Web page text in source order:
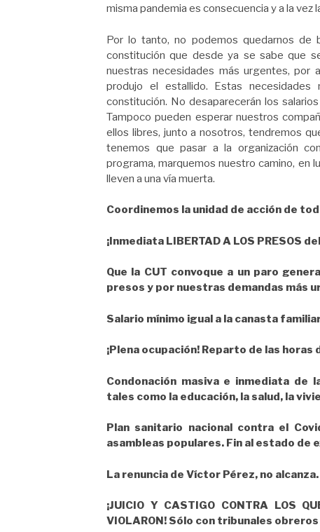
misma pandemia es consecuencia y a la vez
Por lo tanto, no podemos quedarnos de
constitución que desde ya se sabe que
nuestras necesidades más urgentes, por
produjo el estallido. Estas necesidades
constitución. No desaparecerán los
Tampoco pueden esperar nuestros
ellos libres, junto a nosotros, tendremos
tenemos que pasar a la organización
programa, marquemos nuestro camino, en
lleven a una vía muerta.
Coordinemos la unidad de acción de
¡Inmediata LIBERTAD A LOS PRESOS
Que la CUT convoque a un paro
presos y por nuestras demandas más
Salario mínimo igual a la canasta
¡Plena ocupación! Reparto de las
Condonación masiva e inmediata de
tales como la educación, la salud, la
Plan sanitario nacional contra el
asambleas populares. Fin al estado de
La renuncia de Víctor Pérez, no alcanza.
¡JUICIO Y CASTIGO CONTRA LOS
VIOLARON! Sólo con tribunales